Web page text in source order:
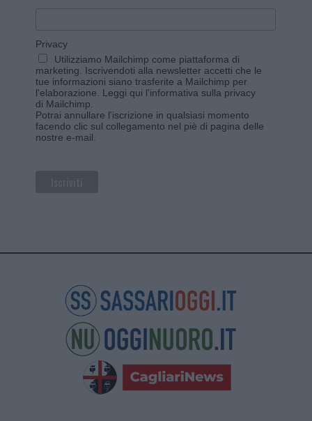
Privacy
Utilizziamo Mailchimp come piattaforma di
marketing. Iscrivendoti alla newsletter accetti che le
tue informazioni siano trasferite a Mailchimp per
l'elaborazione. Leggi qui l'informativa sulla privacy
di Mailchimp
Potrai annullare l'iscrizione in qualsiasi momento
facendo clic sul collegamento nel piè di pagina delle
nostre e-mail.